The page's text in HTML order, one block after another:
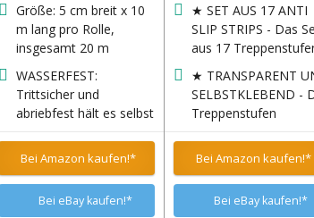
Größe: 5 cm breit x 10
m lang pro Rolle,
insgesamt 20 m
WASSERFEST:
Trittsicher und
abriebfest hält es selbst
stand. Ebenso bietet es
sicheren Halt an
★ SET AUS 17 ANTI
SLIP STRIPS - Das
aus 17
Abmessungen 3cm x
64cm, passend für
meisten Innentreppen.
★ TRANSPARENT
SELBSTKLEBEND -
Treppenstufen
aumondo ist
unauffällig auf
Treppenstufen
Bei Amazon kaufen!*
Bei eBay kaufen!*
Bei Amazon kaufen!*
Bei eBay kaufen!*